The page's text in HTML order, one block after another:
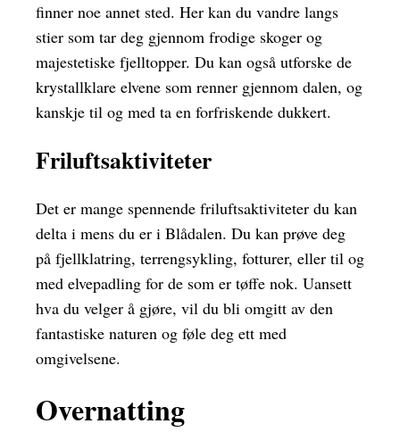
finner noe annet sted. Her kan du vandre langs
stier som tar deg gjennom frodige skoger og
majestetiske fjelltopper. Du kan også utforske de
krystallklare elvene som renner gjennom dalen, og
kanskje til og med ta en forfriskende dukkert.
Friluftsaktiviteter
Det er mange spennende friluftsaktiviteter du kan
delta i mens du er i Blådalen. Du kan prøve deg
på fjellklatring, terrengsykling, fotturer, eller til og
med elvepadling for de som er tøffe nok. Uansett
hva du velger å gjøre, vil du bli omgitt av den
fantastiske naturen og føle deg ett med
omgivelsene.
Overnatting